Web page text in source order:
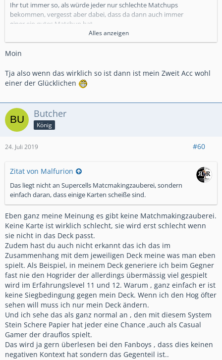
Ihr tut immer so, als würde jeder nur schlechte Matchups
bekommen, vergesst aber dabei, dass da dann auch immer
einer ein gutes Matchup hat.
Das liegt nicht an Supercells Matcmakingzauberei, sondern
einfach daran, dass einige Karten scheiße sind.
Alles anzeigen
Moin
Tja also wenn das wirklich so ist dann ist mein Zweit Acc wohl
einer der Glücklichen
Butcher
König
24. Juli 2019 #60
Zitat von Malfurion
Das liegt nicht an Supercells Matcmakingzauberei, sondern
einfach daran, dass einige Karten scheiße sind.
Eben ganz meine Meinung es gibt keine Matchmakingzauberei.
Keine Karte ist wirklich schlecht, sie wird erst schlecht wenn
sie nicht in das Deck passt.
Zudem hast du auch nicht erkannt das ich das im
Zusammenhang mit dem jeweiligen Deck meine was man eben
spielt. Als Beispiel, in meinem Deck generiere ich beim Gegner
fast nie den Hogrider der allerdings übermässig viel gespielt
wird im Erfahrungslevel 11 und 12. Warum , ganz einfach er ist
keine Siegbedingung gegen mein Deck. Wenn ich den Hog öfter
sehen will muss ich nur mein Deck ändern.
Und ich sehe das als ganz normal an , den mit diesem System
Stein Schere Papier hat jeder eine Chance ,auch als Casual
Gamer der drauflos spielt.
Das wird ja gern überlesen bei den Fanboys , dass dies keinen
negativen Kontext hat sondern das Gegenteil ist..